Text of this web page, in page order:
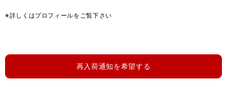
※詳しくはプロフィールをご覧下さい
再入荷通知を希望する